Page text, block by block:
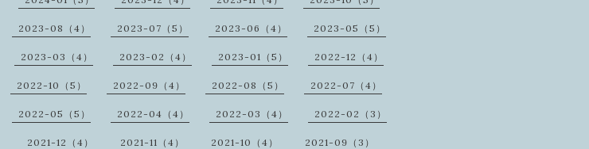
2023-08（4） 2023-07（5） 2023-06（4） 2023-05（5）
2023-03（4） 2023-02（4） 2023-01（5） 2022-12（4）
2022-10（5） 2022-09（4） 2022-08（5） 2022-07（4）
2022-05（5） 2022-04（4） 2022-03（4） 2022-02（3）
2021-12（4） 2021-11（4） 2021-10（4） 2021-09（3）